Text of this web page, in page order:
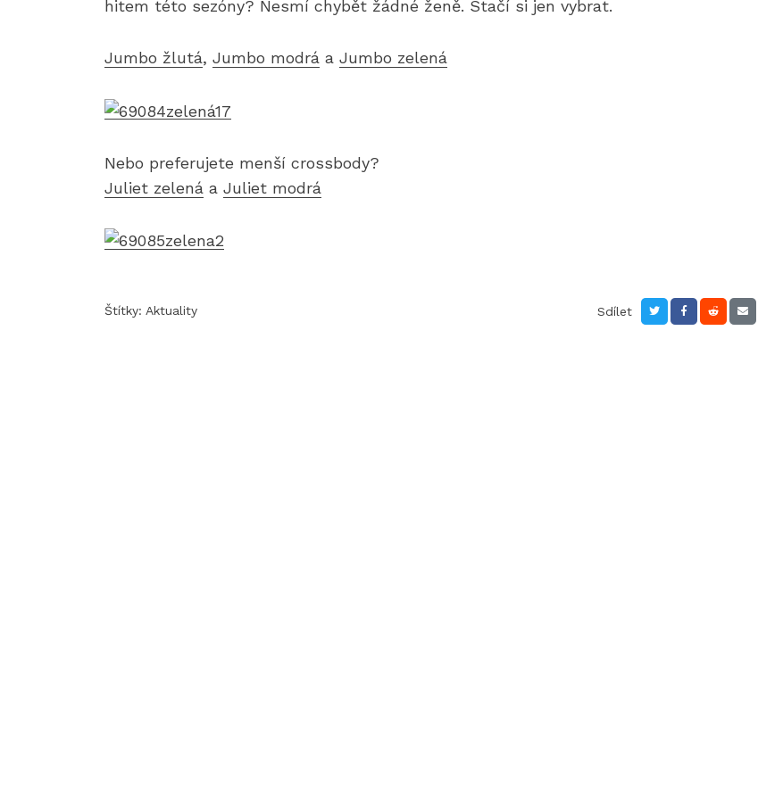
hitem této sezóny? Nesmí chybět žádné ženě. Stačí si jen vybrat.
Jumbo žlutá, Jumbo modrá a Jumbo zelená
Nebo preferujete menší crossbody?
Juliet zelená a Juliet modrá
Štítky: Aktuality Sdílet